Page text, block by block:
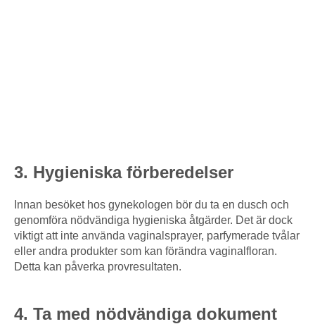
3. Hygieniska förberedelser
Innan besöket hos gynekologen bör du ta en dusch och
genomföra nödvändiga hygieniska åtgärder. Det är dock
viktigt att inte använda vaginalsprayer, parfymerade tvålar
eller andra produkter som kan förändra vaginalfloran.
Detta kan påverka provresultaten.
4. Ta med nödvändiga dokument